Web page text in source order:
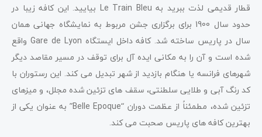
قطار قدیمی لذت ببرید به Le Train Bleu بیایید. این کافه زیبا در
حدود سال 1900 برای برگزاری جشن مربوط به نمایشگاه جهانی همان
سال در پاریس ساخته شد. کافه داخل ایستگاه Gare de Lyon واقع
شده است و آن را به مکانی ایده آل برای توقف در مسیر مقاصد دیگر
شهرهای فرانسه یا هنگام بازدید از شهر تبدیل می کند. این رستوران با
کد رنگ آبی و طلایی سلطنتی، سقف های تزئین شده مجلل، و میزهای
تزئین شده، مطمئناً از عظمت دوران “Belle Epoque” به عنوان یکی از
بهترین کافه های پاریس صحبت می کند.